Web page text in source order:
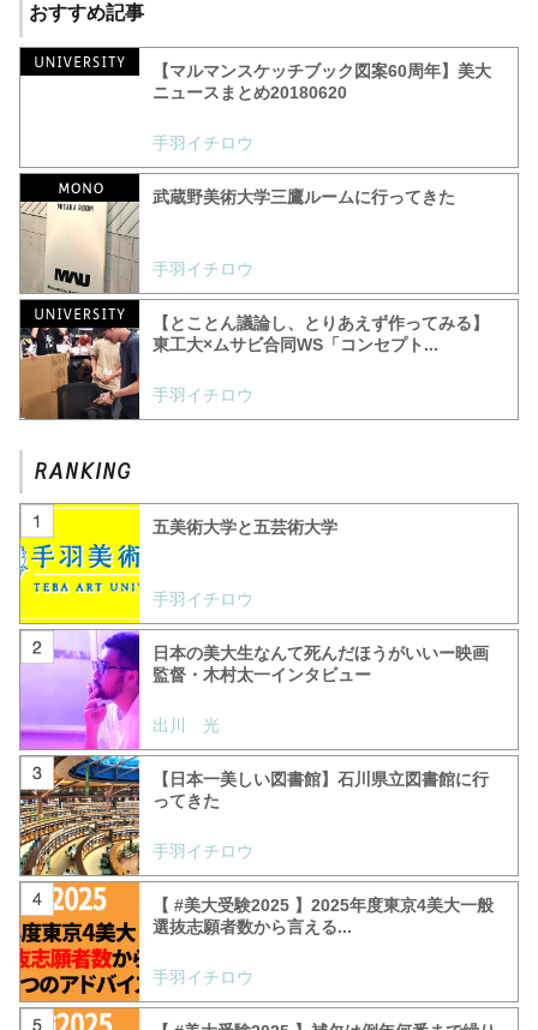
おすすめ記事
【マルマンスケッチブック図案60周年】美大
ニュースまとめ20180620
手羽イチロウ
武蔵野美術大学三鷹ルームに行ってきた
手羽イチロウ
【とことん議論し、とりあえず作ってみる】
東工大×ムサビ合同WS「コンセプト...
手羽イチロウ
五美術大学と五芸術大学
手羽イチロウ
日本の美大生なんて死んだほうがいいー映画
監督・木村太一インタビュー
出川 光
【日本一美しい図書館】石川県立図書館に行
ってきた
手羽イチロウ
【 #美大受験2025 】2025年度東京4美大一般
選抜志願者数から言える...
手羽イチロウ